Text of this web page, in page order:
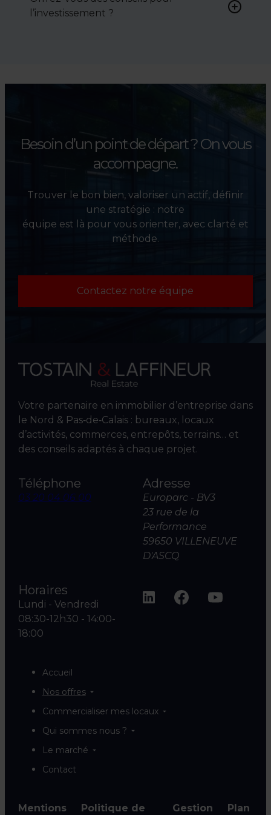
négocier le prix, le bail ou les
conditions de vente.
l’investissement ?
l’évaluation et la valorisation
Besoin d’un point de départ ?On vous
accompagne.
Trouver le bon bien, valoriser un actif, définir
une stratégie : notre
équipe est là pour vous orienter, avec clarté et
méthode.
Contactez notre équipe
Votre partenaire en immobilier d’entreprise dans
le Nord & Pas‑de‑Calais : bureaux, locaux
d’activités, commerces, entrepôts, terrains… et
des conseils adaptés à chaque projet.
Téléphone
03 20 04 06 00
Adresse
Europarc - BV3
23 rue de la
Performance
59650 VILLENEUVE
D'ASCQ
Horaires
Lundi - Vendredi
08:30-12h30 - 14:00-
18:00
Accueil
Nos offres
Commercialiser mes locaux
Qui sommes nous ?
Le marché
Contact
Mentions Politique de Gestion Plan